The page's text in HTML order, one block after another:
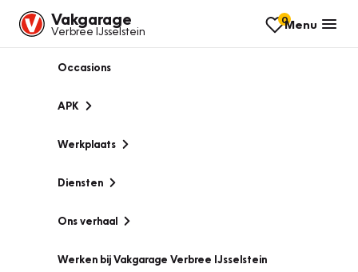
Vakgarage
Verbree IJsselstein
0Menu
Occasions
APK
Werkplaats
Diensten
Ons verhaal
Werken bij Vakgarage Verbree IJsselstein